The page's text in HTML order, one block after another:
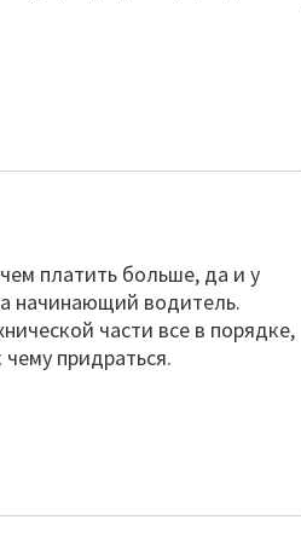
платить больше, да и у
начинающий водитель.
части все в порядке,
придраться.